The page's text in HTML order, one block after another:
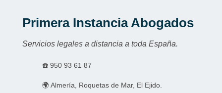
Primera Instancia Abogados
Servicios legales a distancia a toda España.
☎️ 950 93 61 87
🌍 Almería, Roquetas de Mar, El Ejido.